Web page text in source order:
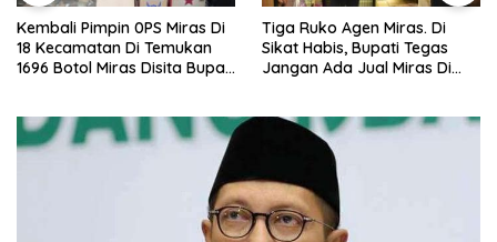
Kembali Pimpin 0PS Miras Di
18 Kecamatan Di Temukan
1696 Botol Miras Disita Bupati
Tiga Ruko Agen Miras. Di
Sikat Habis, Bupati Tegas
Jangan Ada Jual Miras Di